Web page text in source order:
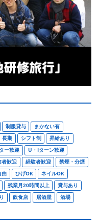
制服貸与
まかない有
長期 シフト制
昇給あり
ー歓迎
U・Iターン歓迎
者歓迎 経験者歓迎
禁煙・分煙
由 ひげOK
ネイルOK
残業月20時間以上
賞与あり
飲食店 居酒屋 酒場